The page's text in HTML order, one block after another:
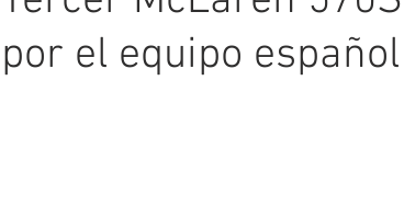
por el equipo español